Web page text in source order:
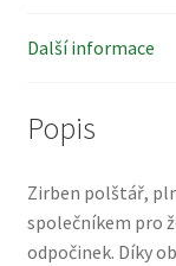
Další informace
Popis
Zirben polštář,
společníkem pro
odpočinek. Díky